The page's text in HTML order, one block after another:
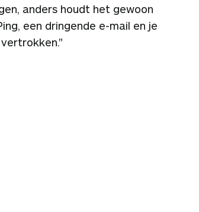
anders houdt het gewoon
een dringende e-mail en je